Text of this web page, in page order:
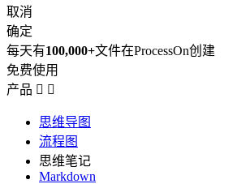
取消
确定
每天有100,000+文件在ProcessOn创建
免费使用
产品  
思维导图
流程图
思维笔记
Markdown